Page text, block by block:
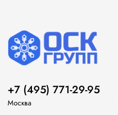
+7 (495) 771-29-95
Москва